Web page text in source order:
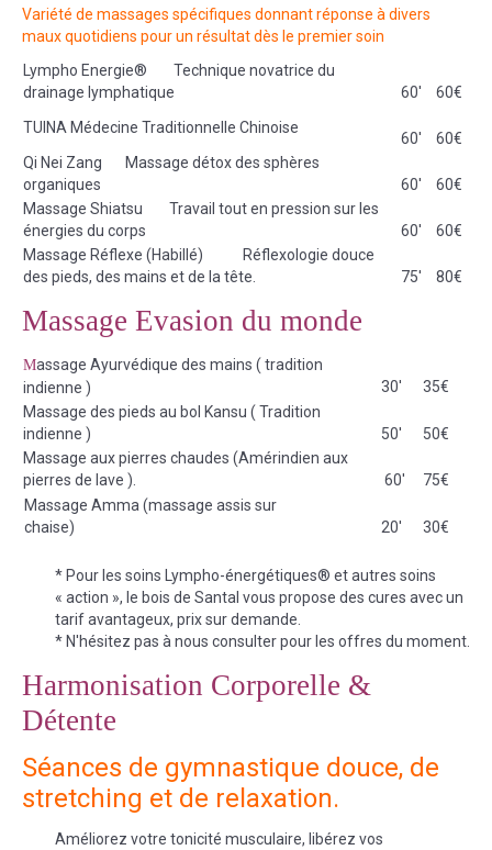
Variété de massages spécifiques donnant réponse à divers
maux quotidiens pour un résultat dès le premier soin
Lympho Energie® Technique novatrice du
drainage lymphatique
60'
60€
TUINA Médecine Traditionnelle Chinoise
60'
60€
Qi Nei Zang Massage détox des sphères
organiques
60'
60€
Massage Shiatsu Travail tout en pression sur les
énergies du corps
60'
60€
Massage Réflexe (Habillé) Réflexologie douce
des pieds, des mains et de la tête.
75' 80€
Massage Evasion du monde
Massage Ayurvédique des mains ( tradition
indienne )
30'
35€
Massage des pieds au bol Kansu ( Tradition
indienne )
50'
50€
Massage aux pierres chaudes (Amérindien aux
pierres de lave ).
60'
75€
Massage Amma (massage assis sur
chaise)
20' 30€
* Pour les soins Lympho-énergétiques® et autres soins
« action », le bois de Santal vous propose des cures avec un
tarif avantageux, prix sur demande.
* N'hésitez pas à nous consulter pour les offres du moment.
Harmonisation Corporelle &
Détente
Séances de gymnastique douce, de
stretching et de relaxation.
Améliorez votre tonicité musculaire, libérez vos